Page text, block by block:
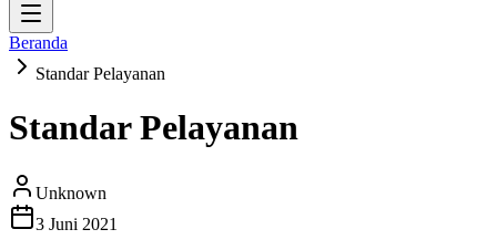
Beranda
Standar Pelayanan
Standar Pelayanan
Unknown
3 Juni 2021